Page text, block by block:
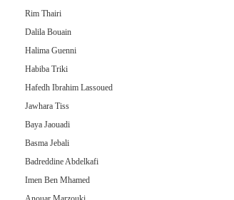
Rim Thairi
Dalila Bouain
Halima Guenni
Habiba Triki
Hafedh Ibrahim Lassoued
Jawhara Tiss
Baya Jaouadi
Basma Jebali
Badreddine Abdelkafi
Imen Ben Mhamed